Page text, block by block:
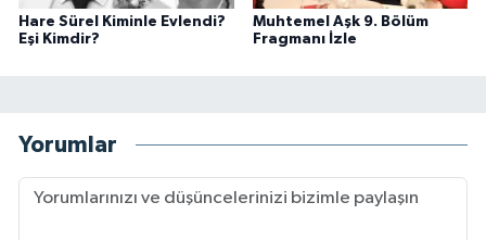
Hare Sürel Kiminle Evlendi?
Eşi Kimdir?
Muhtemel Aşk 9. Bölüm
Fragmanı İzle
Yorumlar